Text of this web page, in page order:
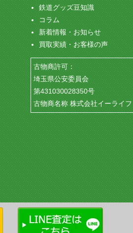
鉄道グッズ豆知識
コラム
新着情報・お知らせ
買取実績・お客様の声
古物商許可：
埼玉県公安委員会
第431030028350号
古物商名称 株式会社イーライフ